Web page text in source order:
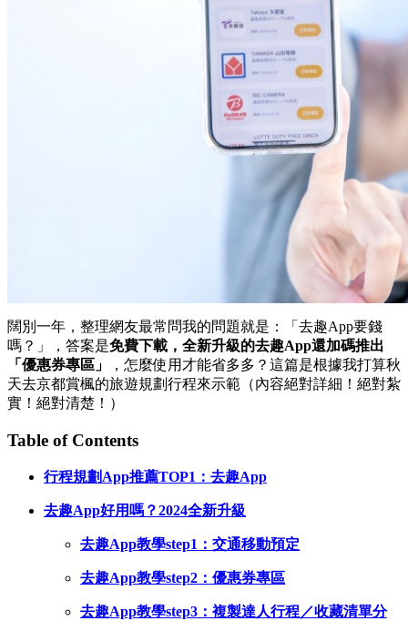
闊別一年，整理網友最常問我的問題就是：「去趣App要錢
嗎？」，答案是免費下載，全新升級的去趣App還加碼推出
「優惠券專區」
，怎麼使用才能省多多？這篇是根據我打算秋
天去京都賞楓的旅遊規劃行程來示範（內容絕對詳細！絕對紮
實！絕對清楚！）
Table of Contents
行程規劃App推薦TOP1：去趣App
去趣App好用嗎？2024全新升級
去趣App教學step1：交通移動預定
去趣App教學step2：優惠券專區
去趣App教學step3：複製達人行程／收藏清單分